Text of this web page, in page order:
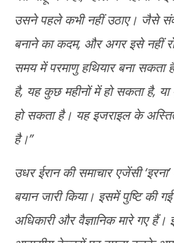
उसने पहले कभी नहीं उठाए। जैसे
बनाने का कदम, और अगर इसे नहीं
समय में परमाणु हथियार बना
है, यह कुछ महीनों में हो सकता है,
हो सकता है। यह इजराइल के
है।’’
उधर ईरान की समाचार एजेंसी
बयान जारी किया। इसमें पुष्टि की
अधिकारी और वैज्ञानिक मारे गए हैं।